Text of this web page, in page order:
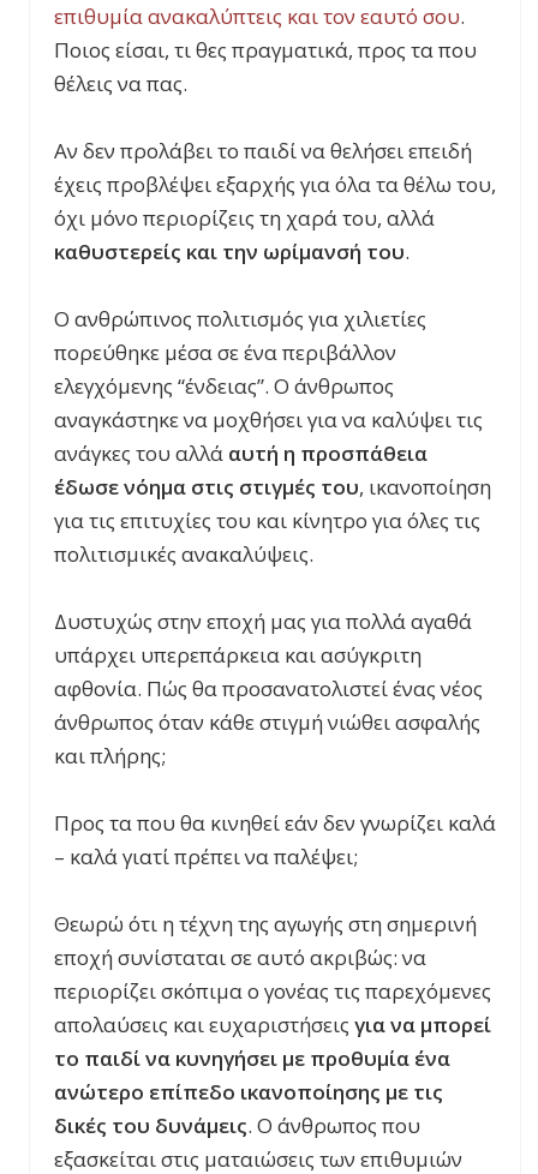
επιθυμία ανακαλύπτεις και τον εαυτό σου.
Ποιος είσαι, τι θες πραγματικά, προς τα που
θέλεις να πας.
Αν δεν προλάβει το παιδί να θελήσει επειδή
έχεις προβλέψει εξαρχής για όλα τα θέλω του,
όχι μόνο περιορίζεις τη χαρά του, αλλά
καθυστερείς και την ωρίμανσή του.
Ο ανθρώπινος πολιτισμός για χιλιετίες
πορεύθηκε μέσα σε ένα περιβάλλον
ελεγχόμενης “ένδειας”. Ο άνθρωπος
αναγκάστηκε να μοχθήσει για να καλύψει τις
ανάγκες του αλλά αυτή η προσπάθεια
έδωσε νόημα στις στιγμές του, ικανοποίηση
για τις επιτυχίες του και κίνητρο για όλες τις
πολιτισμικές ανακαλύψεις.
Δυστυχώς στην εποχή μας για πολλά αγαθά
υπάρχει υπερεπάρκεια και ασύγκριτη
αφθονία. Πώς θα προσανατολιστεί ένας νέος
άνθρωπος όταν κάθε στιγμή νιώθει ασφαλής
και πλήρης;
Προς τα που θα κινηθεί εάν δεν γνωρίζει καλά
– καλά γιατί πρέπει να παλέψει;
Θεωρώ ότι η τέχνη της αγωγής στη σημερινή
εποχή συνίσταται σε αυτό ακριβώς: να
περιορίζει σκόπιμα ο γονέας τις παρεχόμενες
απολαύσεις και ευχαριστήσεις για να μπορεί
το παιδί να κυνηγήσει με προθυμία ένα
ανώτερο επίπεδο ικανοποίησης με τις
δικές του δυνάμεις. Ο άνθρωπος που
εξασκείται στις ματαιώσεις των επιθυμιών